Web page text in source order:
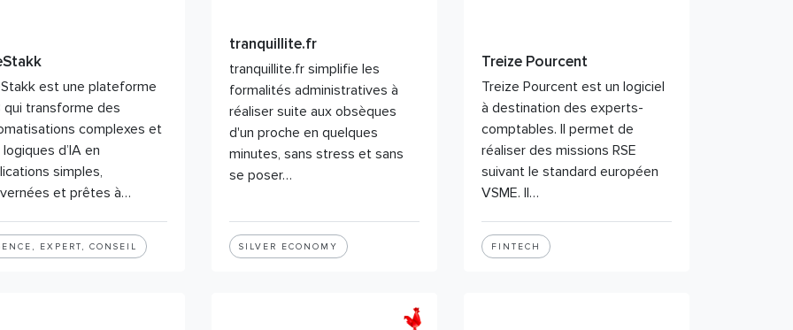
est une plateforme
qui transforme des
complexes et
d’IA en
simples,
et prêtes à…
EXPERT, CONSEIL
tranquillite.fr
tranquillite.fr simplifie les
formalités administratives à
réaliser suite aux obsèques
d'un proche en quelques
minutes, sans stress et sans
se poser…
SILVER ECONOMY
Treize Pourcent
Treize Pourcent est un logiciel
à destination des experts-
comptables. Il permet de
réaliser des missions RSE
suivant le standard européen
VSME. Il…
FINTECH